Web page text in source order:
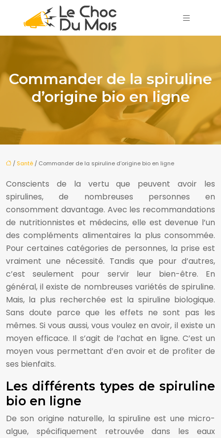
Commander de la spiruline
d’origine bio en ligne
/ Santé / Commander de la spiruline d’origine bio en ligne
Conscients de la vertu que peuvent avoir les
spirulines, de nombreuses personnes en
consomment davantage. Avec les recommandations
de nutritionnistes et médecins, elle est devenue l’un
des compléments alimentaires la plus consommée.
Pour certaines catégories de personnes, la prise est
vraiment une nécessité. Tandis que pour d’autres,
c’est seulement pour servir leur bien-être. En
général, il existe de nombreuses variétés de spiruline.
Mais, la plus recherchée est la spiruline biologique.
Sans doute parce que les effets ne sont pas les
mêmes. Si vous aussi, vous voulez en avoir, il existe un
moyen efficace. Il s’agit de l’achat en ligne. C’est un
moyen vous permettant d’en avoir et de profiter de
ses bienfaits.
Les différents types de spiruline
bio en ligne
De son origine naturelle, la spiruline est une micro-
algue, spécifiquement retrouvée dans les eaux